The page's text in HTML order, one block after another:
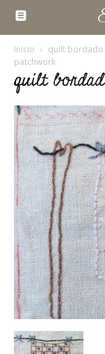
Inicio quilt
patchwork
quilt